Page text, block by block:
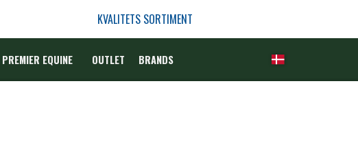
KVALITETS SORTIMENT
PREMIER EQUINE OUTLET BRANDS